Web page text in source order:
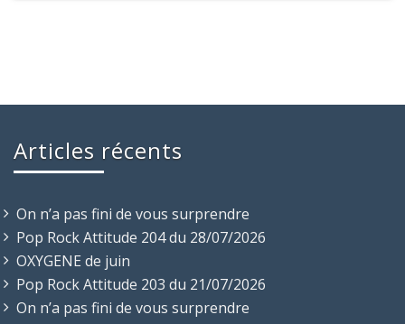
Articles récents
On n’a pas fini de vous surprendre
Pop Rock Attitude 204 du 28/07/2026
OXYGENE de juin
Pop Rock Attitude 203 du 21/07/2026
On n’a pas fini de vous surprendre